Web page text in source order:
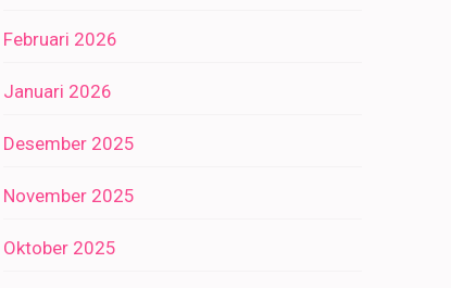
Februari 2026
Januari 2026
Desember 2025
November 2025
Oktober 2025